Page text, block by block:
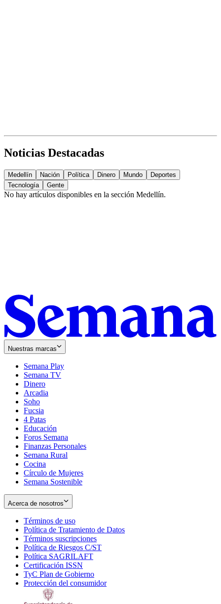
Noticias Destacadas
Medellín Nación Política Dinero Mundo
Deportes
Tecnología
Gente
No hay artículos disponibles en la sección Medellín.
Nuestras marcas
Semana Play
Semana TV
Dinero
Arcadia
Soho
in
new
window
Fucsia
in
new
window
4 Patas
Educación
Foros Semana
Finanzas Personales
Semana Rural
Cocina
Círculo de Mujeres
Semana Sostenible
Acerca de nosotros
Términos de uso
in
new
window
Política de Tratamiento de Datos
Términos suscripciones
in
Política de Riesgos C/ST
Política SAGRILAFT
new
window
Certificación ISSN
in
new
TyC Plan de Gobierno
in
Protección del consumidorOpens